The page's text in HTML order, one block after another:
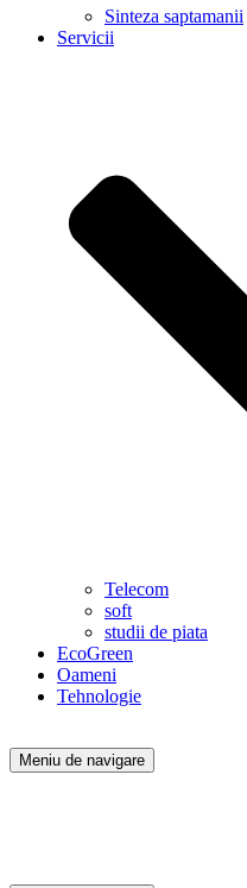
Sinteza saptamanii
Servicii
Telecom
soft
studii de piata
EcoGreen
Oameni
Tehnologie
Meniu de navigare